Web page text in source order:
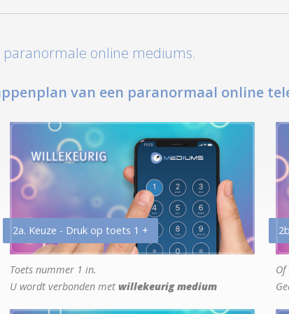
online mediums.
van een paranormaal online
2a. Keuze - Druk op toets 1 +
Toets nummer 1 in.
U wordt verbonden met willekeurig medium